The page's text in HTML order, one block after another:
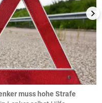
muss hohe Strafe